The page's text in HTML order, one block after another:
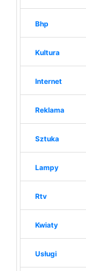
Bhp
Kultura
Internet
Reklama
Sztuka
Lampy
Rtv
Kwiaty
Usługi